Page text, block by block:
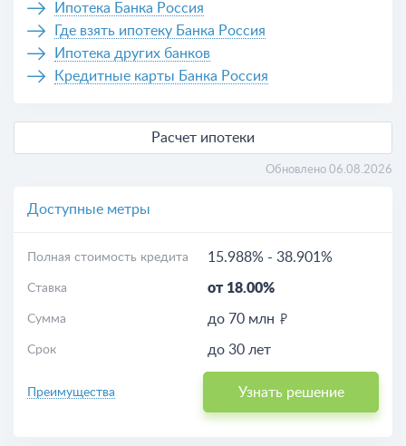
Ипотека Банка Россия
Где взять ипотеку Банка Россия
Ипотека других банков
Кредитные карты Банка Россия
Расчет ипотеки
Обновлено 06.08.2026
Доступные метры
Полная стоимость кредита 15.988% - 38.901%
Ставка от 18.00%
Сумма до 70 млн
Срок до 30 лет
Преимущества Узнать решение